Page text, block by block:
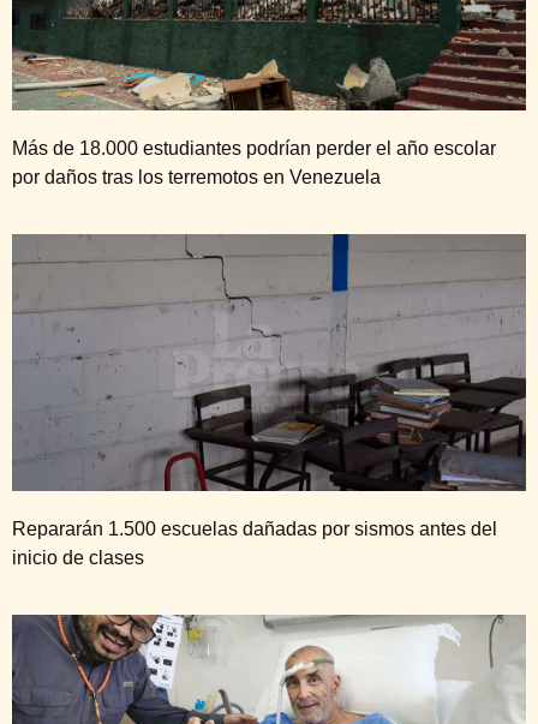
Más de 18.000 estudiantes podrían perder el año escolar
por daños tras los terremotos en Venezuela
Repararán 1.500 escuelas dañadas por sismos antes del
inicio de clases